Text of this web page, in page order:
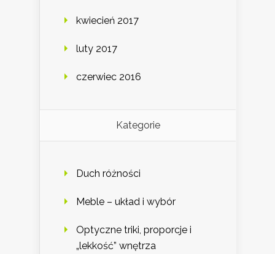
kwiecień 2017
luty 2017
czerwiec 2016
Kategorie
Duch różności
Meble – układ i wybór
Optyczne triki, proporcje i
„lekkość” wnętrza